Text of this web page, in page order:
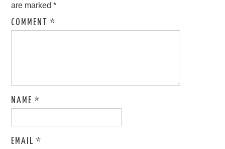
are marked*
COMMENT*
NAME*
EMAIL*